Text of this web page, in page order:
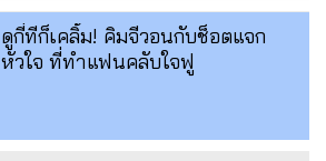
ดูกี่ทีก็เคลิ้ม! คิมจีวอนกับช็อตแจก
หัวใจ ที่ทำแฟนคลับใจฟู